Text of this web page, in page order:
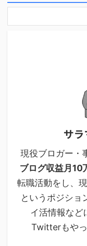
サ
現役ブロガー・
ブログ収益月10
転職活動をし、
というポジショ
イ活情報など
Twitterもや